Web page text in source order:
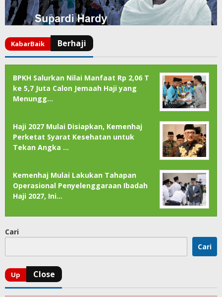
BPKH Salurkan Nilai Manfaat Rp 2,06 T
ke 5,7 Juta Calon Jemaah Haji yang
Menungg…
Haji 2027 Mulai Disiapkan, Kemenhaj
Perketat Syarat Kesehatan untuk
Tekan Angka …
Kemenhaj Mulai Lakukan Tahapan
Operasional Penyelenggaraan Ibadah
Haji 2027, Ini…
Cari
Cari